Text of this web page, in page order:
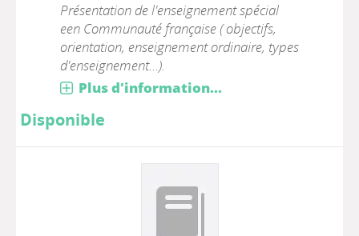
Présentation de l'enseignement spécial
een Communauté française ( objectifs,
orientation, enseignement ordinaire, types
d'enseignement...).
Plus d'information...
Disponible